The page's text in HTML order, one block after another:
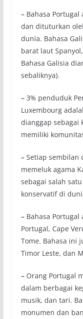
–Bahasa Portugal
dan dituturkan
dunia. Bahasa
barat laut
Bahasa Galisia
sebaliknya).
–3% penduduk
Luxembourg
dianggap sebagai
memiliki
–Setiap sembilan
memeluk agama
sebagai salah
konservatif di
–Bahasa Portugal
Portugal, Cape
Tome. Bahasa ini
Timor Leste, dan
–Orang Portugal
dalam berbagai
musik, dan tari.
monumen dan